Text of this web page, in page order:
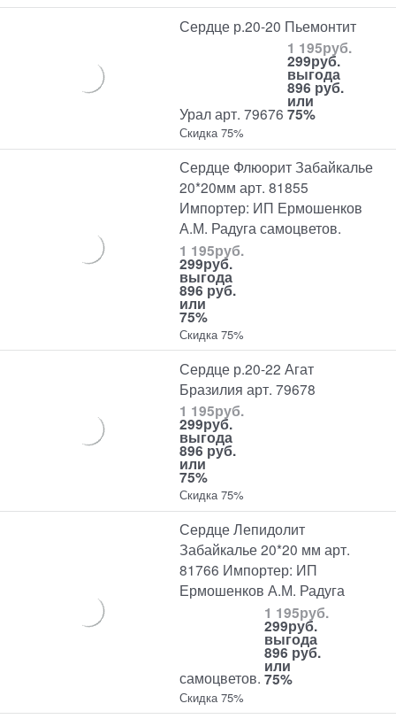
Сердце р.20-20 Пьемонтит
Урал арт. 79676
1 195руб.
299руб.
выгода
896 руб.
или
75%
Скидка 75%
Сердце Флюорит Забайкалье
20*20мм арт. 81855
Импортер: ИП Ермошенков
А.М. Радуга самоцветов.
1 195руб.
299руб.
выгода
896 руб.
или
75%
Скидка 75%
Сердце р.20-22 Агат
Бразилия арт. 79678
1 195руб.
299руб.
выгода
896 руб.
или
75%
Скидка 75%
Сердце Лепидолит
Забайкалье 20*20 мм арт.
81766 Импортер: ИП
Ермошенков А.М. Радуга
самоцветов.
1 195руб.
299руб.
выгода
896 руб.
или
75%
Скидка 75%